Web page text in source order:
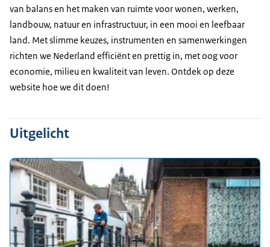
van balans en het maken van ruimte voor wonen, werken,
landbouw, natuur en infrastructuur, in een mooi en leefbaar
land. Met slimme keuzes, instrumenten en samenwerkingen
richten we Nederland efficiënt en prettig in, met oog voor
economie, milieu en kwaliteit van leven. Ontdek op deze
website hoe we dit doen!
Uitgelicht